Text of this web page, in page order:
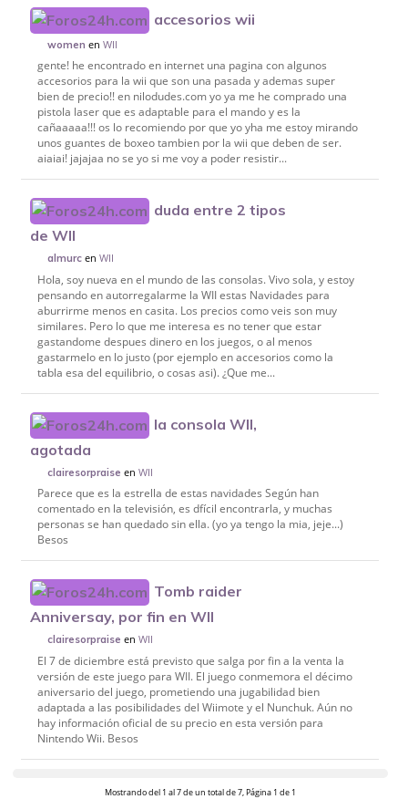
accesorios wii
women enWII
gente! he encontrado en internet una pagina con algunos
accesorios para la wii que son una pasada y ademas super
bien de precio!! en nilodudes.com yo ya me he comprado una
pistola laser que es adaptable para el mando y es la
cañaaaaa!!! os lo recomiendo por que yo yha me estoy mirando
unos guantes de boxeo tambien por la wii que deben de ser.
aiaiai! jajajaa no se yo si me voy a poder resistir...
duda entre 2 tipos
de WII
almurc enWII
Hola, soy nueva en el mundo de las consolas. Vivo sola, y estoy
pensando en autorregalarme la WII estas Navidades para
aburrirme menos en casita. Los precios como veis son muy
similares. Pero lo que me interesa es no tener que estar
gastandome despues dinero en los juegos, o al menos
gastarmelo en lo justo (por ejemplo en accesorios como la
tabla esa del equilibrio, o cosas asi). ¿Que me...
la consola WII,
agotada
clairesorpraise enWII
Parece que es la estrella de estas navidades Según han
comentado en la televisión, es dfícil encontrarla, y muchas
personas se han quedado sin ella. (yo ya tengo la mia, jeje...)
Besos
Tomb raider
Anniversay, por fin en WII
clairesorpraise enWII
El 7 de diciembre está previsto que salga por fin a la venta la
versión de este juego para WII. El juego conmemora el décimo
aniversario del juego, prometiendo una jugabilidad bien
adaptada a las posibilidades del Wiimote y el Nunchuk. Aún no
hay información oficial de su precio en esta versión para
Nintendo Wii. Besos
Mostrando del 1 al 7 de un total de 7, Página 1 de 1